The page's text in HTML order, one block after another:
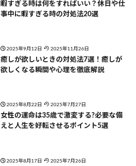
暇すぎる時は何をすればいい？休日や仕
事中に暇すぎる時の対処法20選
2025年9月12日 2025年11月26日
癒しが欲しいときの対処法7選！癒しが
欲しくなる瞬間や心理を徹底解説
2025年8月22日 2025年7月27日
女性の運命は35歳で激変する?必要な備
えと人生を好転させるポイント5選
2025年8月17日 2025年7月26日